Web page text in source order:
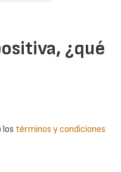
¿qué
términos y condiciones